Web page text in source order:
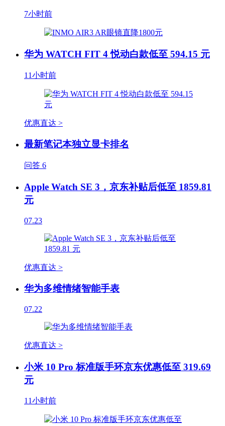
7小时前
华为 WATCH FIT 4 悦动白款低至 594.15 元
11小时前
优惠直达 >
最新笔记本独立显卡排名
问答 6
Apple Watch SE 3，京东补贴后低至 1859.81
元
07.23
优惠直达 >
华为多维情绪智能手表
07.22
优惠直达 >
小米 10 Pro 标准版手环京东优惠低至 319.69
元
11小时前